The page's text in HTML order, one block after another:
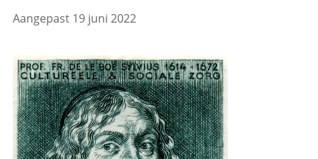
Aangepast 19 juni 2022